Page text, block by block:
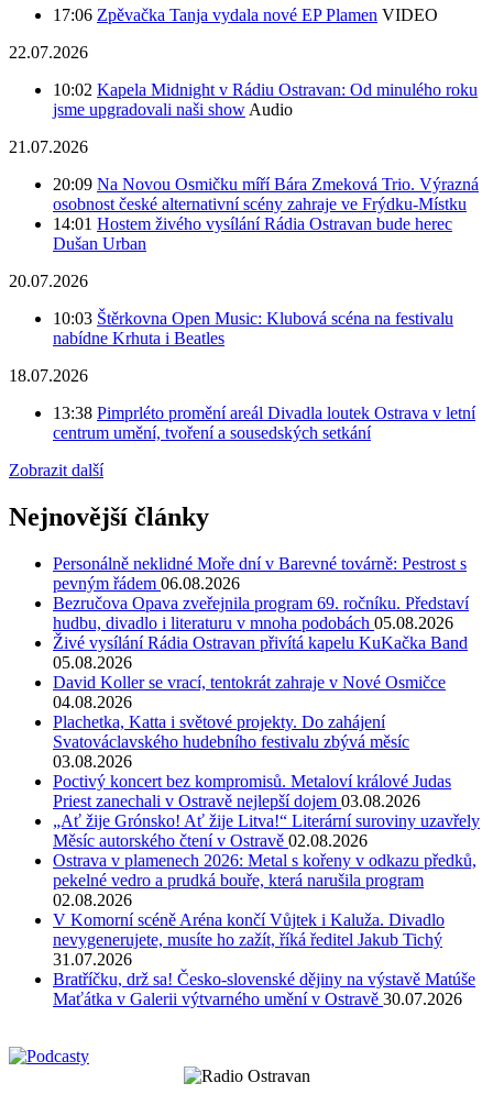
17:06 Zpěvačka Tanja vydala nové EP Plamen VIDEO
22.07.2026
10:02 Kapela Midnight v Rádiu Ostravan: Od minulého roku
jsme upgradovali naši show Audio
21.07.2026
20:09 Na Novou Osmičku míří Bára Zmeková Trio. Výrazná
osobnost české alternativní scény zahraje ve Frýdku-Místku
14:01 Hostem živého vysílání Rádia Ostravan bude herec
Dušan Urban
20.07.2026
10:03 Štěrkovna Open Music: Klubová scéna na festivalu
nabídne Krhuta i Beatles
18.07.2026
13:38 Pimprléto promění areál Divadla loutek Ostrava v letní
centrum umění, tvoření a sousedských setkání
Zobrazit další
Nejnovější články
Personálně neklidné Moře dní v Barevné továrně: Pestrost s
pevným řádem 06.08.2026
Bezručova Opava zveřejnila program 69. ročníku. Představí
hudbu, divadlo i literaturu v mnoha podobách 05.08.2026
Živé vysílání Rádia Ostravan přivítá kapelu KuKačka Band
05.08.2026
David Koller se vrací, tentokrát zahraje v Nové Osmičce
04.08.2026
Plachetka, Katta i světové projekty. Do zahájení
Svatováclavského hudebního festivalu zbývá měsíc
03.08.2026
Poctivý koncert bez kompromisů. Metaloví králové Judas
Priest zanechali v Ostravě nejlepší dojem 03.08.2026
„Ať žije Grónsko! Ať žije Litva!“ Literární suroviny uzavřely
Měsíc autorského čtení v Ostravě 02.08.2026
Ostrava v plamenech 2026: Metal s kořeny v odkazu předků,
pekelné vedro a prudká bouře, která narušila program
02.08.2026
V Komorní scéně Aréna končí Vůjtek i Kaluža. Divadlo
nevygenerujete, musíte ho zažít, říká ředitel Jakub Tichý
31.07.2026
Bratříčku, drž sa! Česko-slovenské dějiny na výstavě Matúše
Maťátka v Galerii výtvarného umění v Ostravě 30.07.2026